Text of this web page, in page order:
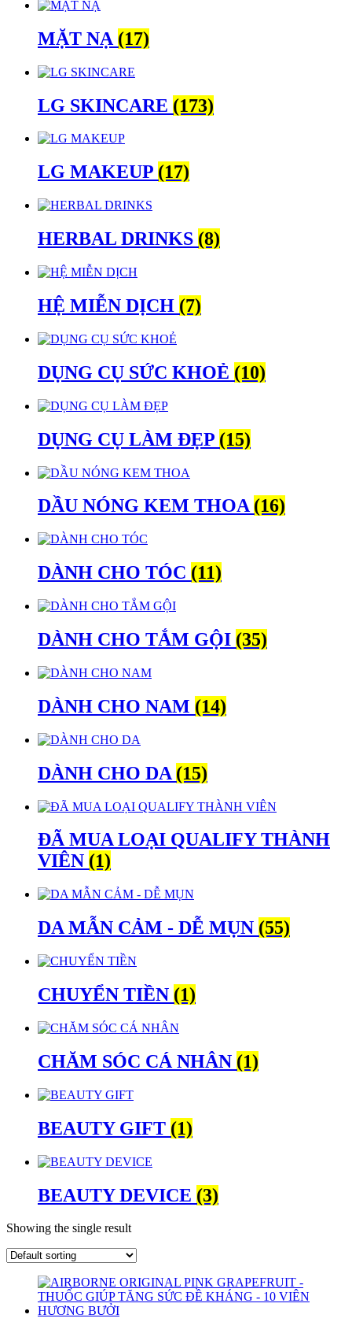
MẶT NẠ (17)
LG SKINCARE (173)
LG MAKEUP (17)
HERBAL DRINKS (8)
HỆ MIỄN DỊCH (7)
DỤNG CỤ SỨC KHOẺ (10)
DỤNG CỤ LÀM ĐẸP (15)
DẦU NÓNG KEM THOA(16)
DÀNH CHO TÓC (11)
DÀNH CHO TẮM GỘI (35)
DÀNH CHO NAM (14)
DÀNH CHO DA (15)
ĐÃ MUA LOẠI QUALIFY THÀNH
VIÊN (1)
DA MẪN CẢM - DỄ MỤN (55)
CHUYỂN TIỀN (1)
CHĂM SÓC CÁ NHÂN (1)
BEAUTY GIFT (1)
BEAUTY DEVICE (3)
Showing the single result